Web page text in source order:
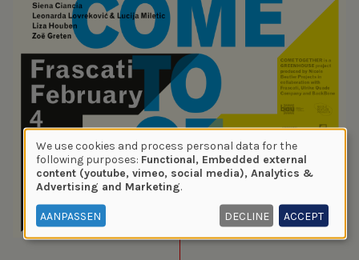
Use
of
personal
data
and
We use cookies and process personal data for the
following purposes: Functional, Embedded external
content (youtube, vimeo, social media), Analytics &
Advertising and Marketing.
AANPASSEN DECLINE ACCEPT